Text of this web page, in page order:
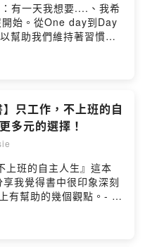
有一天我想要....、我希
始。從One day到Day
幫助我們維持著習慣
合作/邀約/來信/聯絡：
傳送門：
by Firstory
只工作，不上班的自
多元的選擇！
上班的自主人生』這本
我覺得書中很印象深刻
有幫助的幾個觀點。- 有
小艾星傳送門：